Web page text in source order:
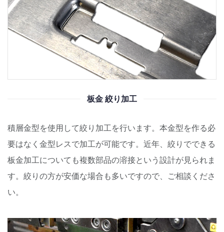
板金 絞り加工
積層金型を使用して絞り加工を行います。本金型を作る必
要はなく金型レスで加工が可能です。近年、絞りでできる
板金加工についても複数部品の溶接という設計が見られま
す。絞りの方が安価な場合も多いですので、ご相談くださ
い。